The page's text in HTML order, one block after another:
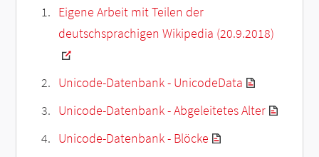
Eigene Arbeit mit Teilen der
deutschsprachigen Wikipedia (20.9.2018)
Unicode-Datenbank - UnicodeData
Unicode-Datenbank - Abgeleitetes Alter
Unicode-Datenbank - Blöcke